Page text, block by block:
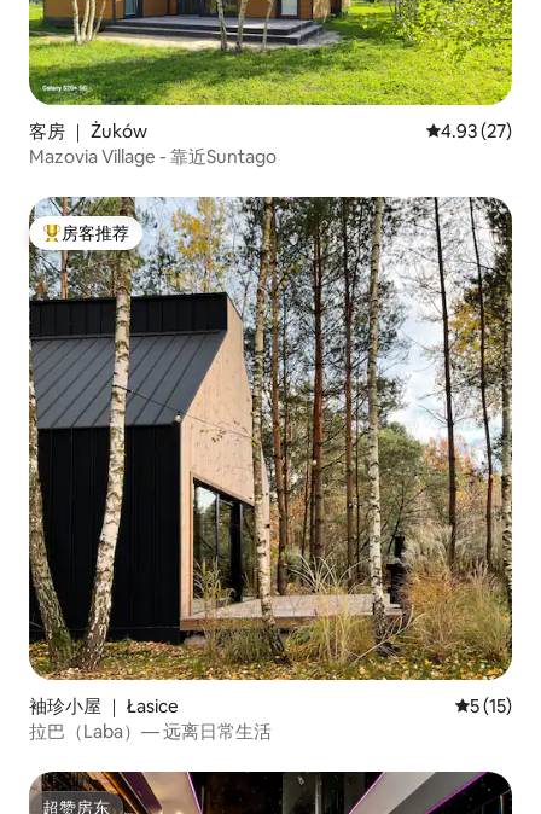
客房 ｜ Żuków 平均评分
4.93 (27)
Mazovia Village - 靠近Suntago
热门「房客推荐」
房客推荐
袖珍小屋 ｜ Łasice 平均评分
5 (15)
拉巴（Laba）— 远离日常生活
超赞房东